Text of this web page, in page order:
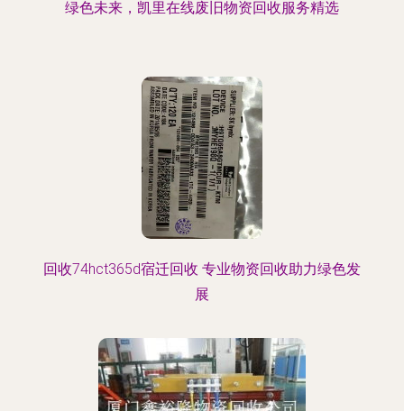
绿色未来，凯里在线废旧物资回收服务精选
回收74hct365d宿迁回收 专业物资回收助力绿色发
展